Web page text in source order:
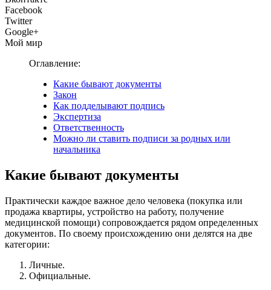
Facebook
Twitter
Google+
Мой мир
Оглавление:
Какие бывают документы
Закон
Как подделывают подпись
Экспертиза
Ответственность
Можно ли ставить подписи за родных или
начальника
Какие бывают документы
Практически каждое важное дело человека (покупка или
продажа квартиры, устройство на работу, получение
медицинской помощи) сопровождается рядом определенных
документов. По своему происхождению они делятся на две
категории:
Личные.
Официальные.